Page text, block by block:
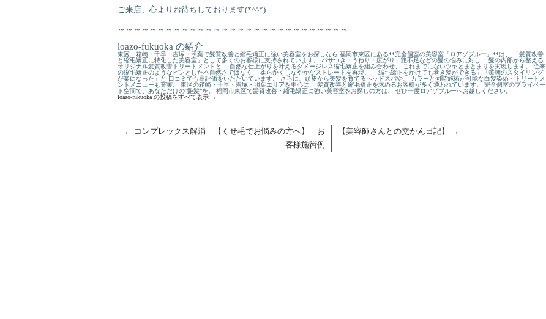
ご来店、心よりお待ちしております(*^^*)
～～～～～～～～～～～～～～～～～～～～～～～～～～～～～
loazo-fukuoka の紹介
東区・箱崎・千早・吉塚・照葉で髪質改善と縮毛矯正に強い美容室をお探しなら 福岡市東区にある**完全個室の美容室「ロアゾブルー」**は、 「髪質改善
と縮毛矯正に特化した美容室」として多くのお客様に支持されています。 パサつき・うねり・広がり・艶不足などの髪の悩みに対し、 髪の内部から整える
オリジナル髪質改善トリートメントと、 自然な仕上がりを叶えるダメージレス縮毛矯正を組み合わせ、 これまでにないツヤとまとまりを実現します。 従来
の縮毛矯正のようなピンとした不自然さではなく、 柔らかくしなやかなストレートを再現。 「縮毛矯正をかけても巻き髪ができる」「毎朝のスタイリング
が楽になった」と 口コミでも高評価をいただいています。 さらに、頭皮から美髪を育てるヘッドスパや、 カラーと同時施術が可能な白髪染め・トリートメ
ントメニューも充実。 東区の箱崎・千早・吉塚・照葉エリアを中心に、 髪質改善と縮毛矯正を求めるお客様が多く通われています。 完全個室のプライベー
ト空間で、あなただけの“艶髪”を。 福岡市東区で髪質改善・縮毛矯正に強い美容室をお探しの方は、 ぜひ一度ロアゾブルーへお越しください。
loazo-fukuoka の投稿をすべて表示 →
← コンプレックス解消 【くせ毛でお悩みの方へ】 お
客様施術例
【美容師さんとの交かん日記】 →